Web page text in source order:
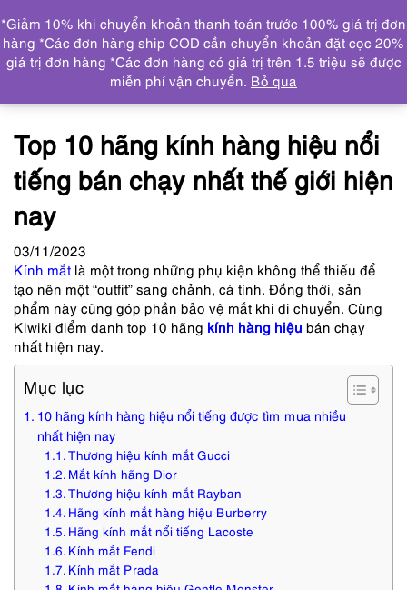
DANH MỤC
Trang chủ Tin tức
Top 10 hãng kính hàng hiệu nổi
tiếng bán chạy nhất thế giới hiện nay
Top 10 hãng kính hàng hiệu nổi
tiếng bán chạy nhất thế giới hiện
nay
03/11/2023
Kính mắt là một trong những phụ kiện không thể thiếu để
tạo nên một “outfit” sang chảnh, cá tính. Đồng thời, sản
phẩm này cũng góp phần bảo vệ mắt khi di chuyển. Cùng
Kiwiki điểm danh top 10 hãng kính hàng hiệu bán chạy
nhất hiện nay.
Mục lục
10 hãng kính hàng hiệu nổi tiếng được tìm mua nhiều
nhất hiện nay
Thương hiệu kính mắt Gucci
Mắt kính hãng Dior
Thương hiệu kính mắt Rayban
Hãng kính mắt hàng hiệu Burberry
Hãng kính mắt nổi tiếng Lacoste
Kính mắt Fendi
Kính mắt Prada
*Giảm 10% khi chuyển khoản thanh toán trước 100% giá trị đơn
hàng *Các đơn hàng ship COD cần chuyển khoản đặt cọc 20%
giá trị đơn hàng *Các đơn hàng có giá trị trên 1.5 triệu sẽ được
miễn phí vận chuyển. Bỏ qua